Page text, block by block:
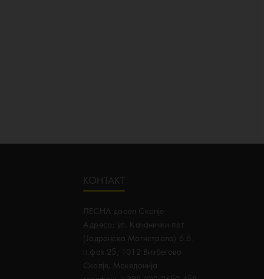
КОНТАКТ
ЛЕСНА дооел Скопје
Адреса: ул. Качанички пат
(Јадранска Магистрала) б.б.
п.фах 25, 1012 Визбегово
Скопје, Македонија